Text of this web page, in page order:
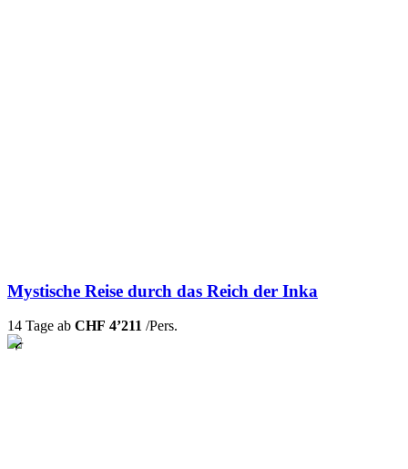
Mystische Reise durch das Reich der Inka
14 Tage ab CHF 4’211 /Pers.